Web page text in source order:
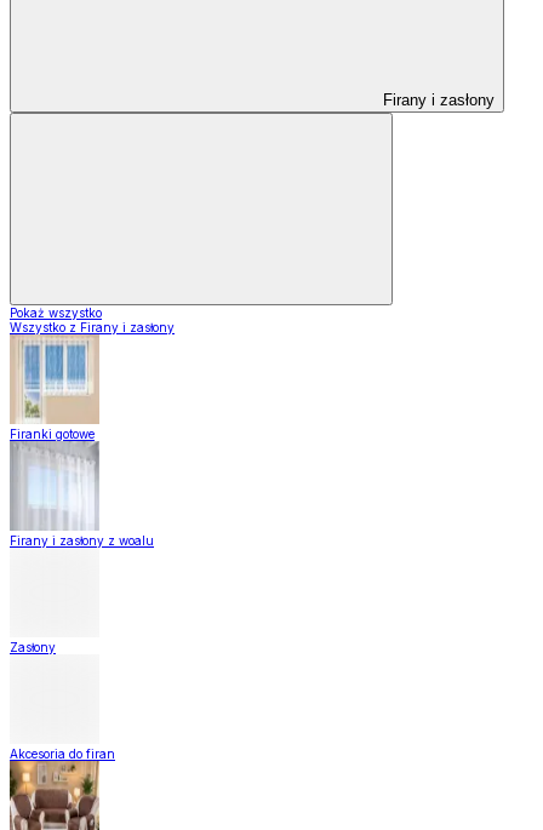
Firany i zasłony
Pokaż wszystko
Wszystko z Firany i zasłony
Firanki gotowe
Firany i zasłony z woalu
Zasłony
Akcesoria do firan